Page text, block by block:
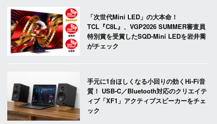
「次世代Mini LED」の大本命！
TCL『C8L』、VGP2026 SUMMER審査員
特別賞を受賞したSQD-Mini LEDを岩井喬
がチェック
手元に1台ほしくなる小回りの効くHi-Fi音
質！ USB-C／Bluetooth対応のクリエイテ
ィブ「XF1」アクティブスピーカーをチェ
ック